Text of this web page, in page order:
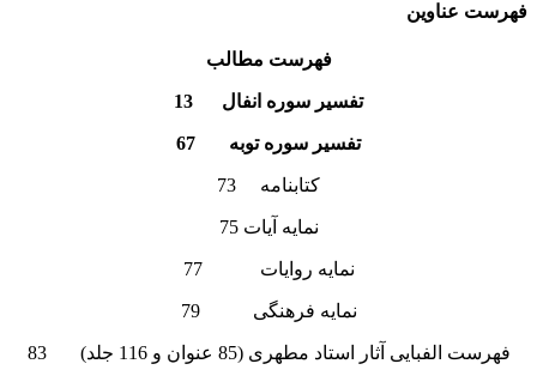
فهرست عناوین
فهرست مطالب
تفسیر سوره انفال 13
تفسیر سوره توبه‌ 67
کتابنامه 73
نمایه آیات 75
نمایه روایات 77
نمایه فرهنگی 79
فهرست الفبایی آثار استاد مطهری (85 عنوان و 116 جلد) 83